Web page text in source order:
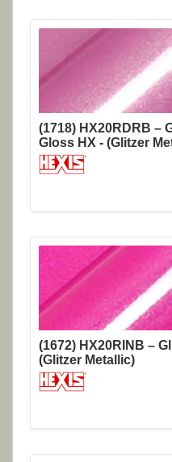
(1718) HX20RDRB –
Gloss HX - (Glitzer
(1672) HX20RINB –
(Glitzer Metallic)